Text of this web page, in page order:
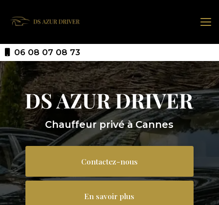
contenu
06 08 07 08 73
Chauffeur privé à Cannes
Contactez-nous
En savoir plus